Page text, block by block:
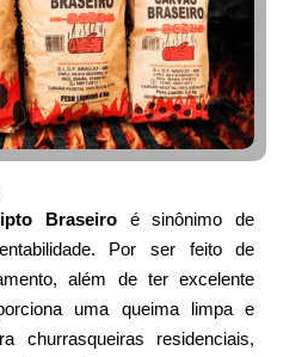
Braseiroé sinônimo de
Por ser feito de
além de ter excelente
uma queima limpa e
churrasqueiras residenciais,